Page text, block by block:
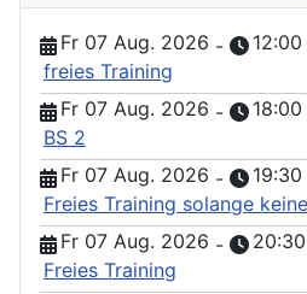
Fr 07 Aug. 2026 - 12:00
freies Training
Fr 07 Aug. 2026 - 18:00
BS 2
Fr 07 Aug. 2026 - 19:30
Freies Training solange
Fr 07 Aug. 2026 - 20:30
Freies Training